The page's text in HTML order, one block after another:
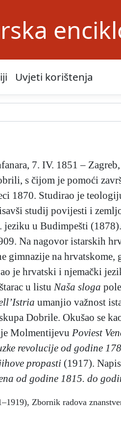
Uvjeti korištenja
7. IV. 1851 –
s čijom je pomoći
1870. Studirao je
studij povijesti i
jeziku u Budimpešti
Na nagovor istarskih
gimnazije na
je hrvatski i njemački
u listu Naša sloga
umanjio važnost
Dobrile. Okušao se
Molmentijevu Poviest
revolucije od godine
propasti (1917).
od godine 1815. do
Zbornik radova